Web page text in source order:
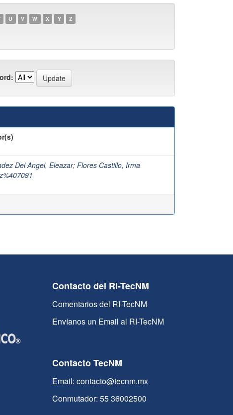
U V W X Y Z
Del Angel, Eleazar; Flores Castillo, Irma
Contacto del RI-TecNM
Comentarios del RI-TecNM
Envíanos un Email al RI-TecNM
Contacto TecNM
Email: contacto@tecnm.mx
Conmutador: 55 36002500